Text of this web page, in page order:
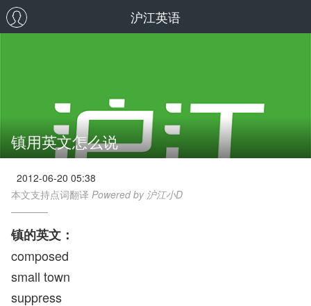
沪江英语
镇用英文怎么说
2012-06-20 05:38
本文支持点词翻译 Powered by 沪江小D
镇的英文：
composed
small town
suppress